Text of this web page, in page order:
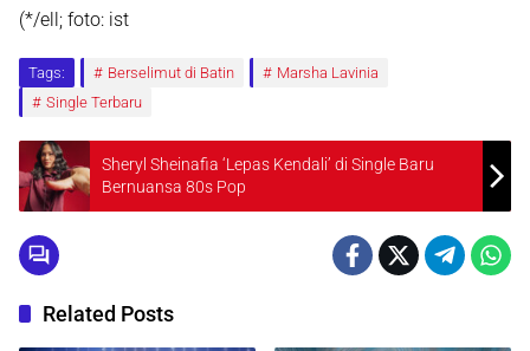
(*/ell; foto: ist
Tags: Berselimut di Batin
Marsha Lavinia
Single Terbaru
Sheryl Sheinafia ‘Lepas Kendali’ di Single Baru
Bernuansa 80s Pop
Related Posts